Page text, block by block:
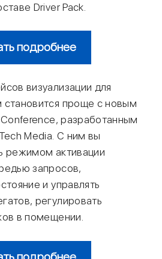
Driver Pack.
подробнее
визуализации для
проще с новым
разработанным
Media. С ним вы
режимом активации
запросов,
и управлять
регулировать
в помещении.